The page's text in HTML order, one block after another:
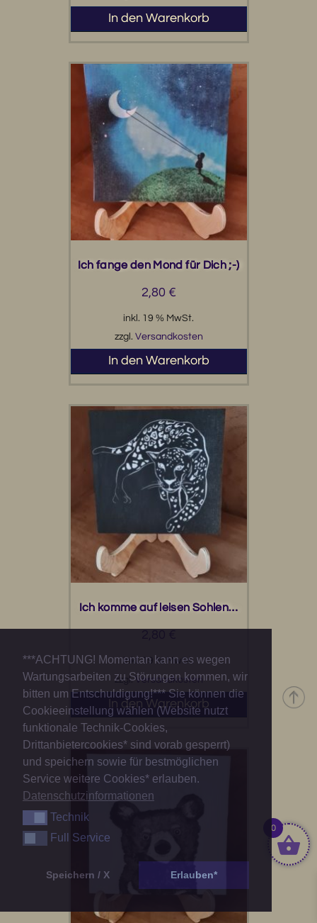
In den Warenkorb
Ich fange den Mond für Dich ;-)
2,80 €
inkl. 19 % MwSt.
zzgl. Versandkosten
In den Warenkorb
Ich komme auf leisen Sohlen…
inkl. 19 % MwSt.
zzgl.Versandkosten
In den Warenkorb
0
***ACHTUNG! Momentan kann es wegen
Wartungsarbeiten zu Störungen kommen, wir
bitten um Entschuldigung!*** Sie können die
Cookieeinstellung wählen (Website nutzt
funktionale Technik-Cookies,
Drittanbietercookies* sind vorab gesperrt)
und speichern sowie für bestmöglichen
Service weitere Cookies* erlauben.
Datenschutzinformationen
TechnikTechnik
Full ServiceFull Service
Speichern / X Erlauben*